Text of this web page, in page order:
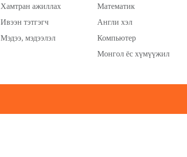
Хамтран ажиллах
Ивээн тэтгэгч
Мэдээ, мэдээлэл
Математик
Англи хэл
Компьютер
Монгол ёс хүмүүжил